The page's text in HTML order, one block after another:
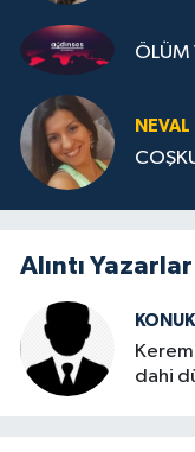
ÖLÜM
NEVAL
Alıntı Yazarlar
dahi